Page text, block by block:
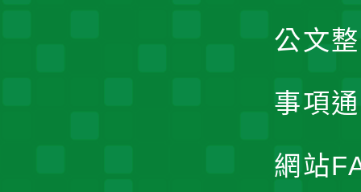
公文
事項
網站